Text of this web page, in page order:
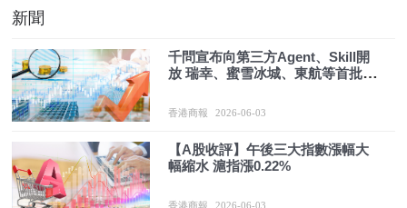
新聞
千問宣布向第三方Agent、Skill開
放 瑞幸、蜜雪冰城、東航等首批接
香港商報 2026-06-03
【A股收評】午後三大指數漲幅大
幅縮水 滬指漲0.22%
香港商報 2026-06-03